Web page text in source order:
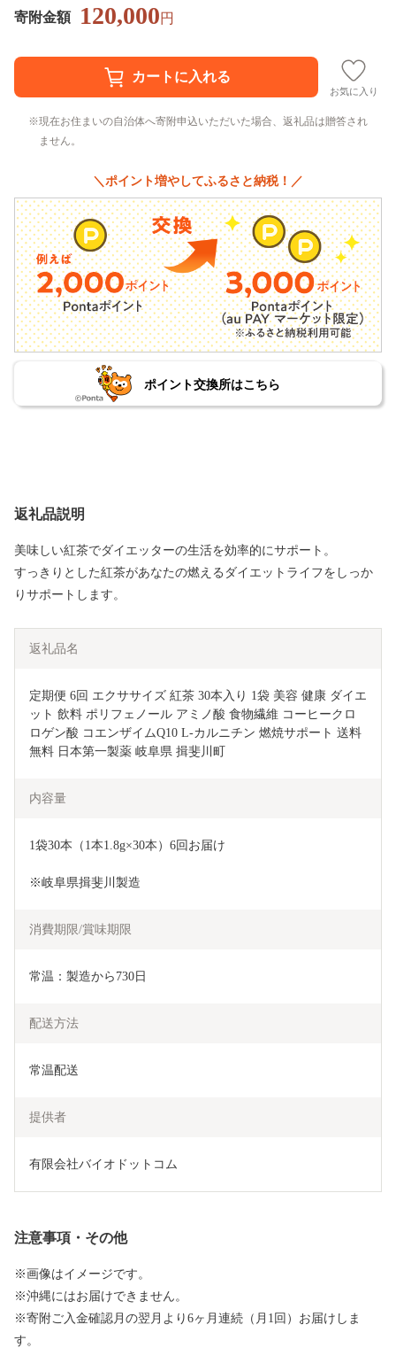
寄附金額 120,000円
お気に入り
現在お住まいの自治体へ寄附申込いただいた場合、返礼品は贈答され
ません。
＼ポイント増やしてふるさと納税！／
ポイント交換所はこちら
返礼品説明
美味しい紅茶でダイエッターの生活を効率的にサポート。
すっきりとした紅茶があなたの燃えるダイエットライフをしっか
りサポートします。
返礼品名
定期便 6回 エクササイズ 紅茶 30本入り 1袋 美容 健康 ダイエ
ット 飲料 ポリフェノール アミノ酸 食物繊維 コーヒークロ
ロゲン酸 コエンザイムQ10 L-カルニチン 燃焼サポート 送料
無料 日本第一製薬 岐阜県 揖斐川町
内容量
1袋30本（1本1.8g×30本）6回お届け
※岐阜県揖斐川製造
消費期限/賞味期限
常温：製造から730日
配送方法
常温配送
提供者
有限会社バイオドットコム
注意事項・その他
※画像はイメージです。
※沖縄にはお届けできません。
※寄附ご入金確認月の翌月より6ヶ月連続（月1回）お届けしま
す。